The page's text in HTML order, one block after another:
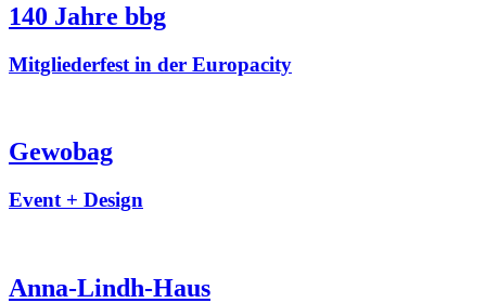
140 Jahre bbg
Mitgliederfest in der Europacity
Gewobag
Event + Design
Anna-Lindh-Haus